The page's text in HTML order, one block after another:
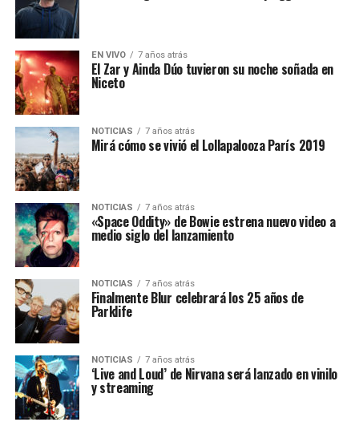
EN VIVO 7 años atrás
El Zar y Ainda Dúo tuvieron su noche soñada en
Niceto
NOTICIAS 7 años atrás
Mirá cómo se vivió el Lollapalooza París 2019
NOTICIAS 7 años atrás
«Space Oddity» de Bowie estrena nuevo video a
medio siglo del lanzamiento
NOTICIAS 7 años atrás
Finalmente Blur celebrará los 25 años de
Parklife
NOTICIAS 7 años atrás
‘Live and Loud’ de Nirvana será lanzado en vinilo
y streaming